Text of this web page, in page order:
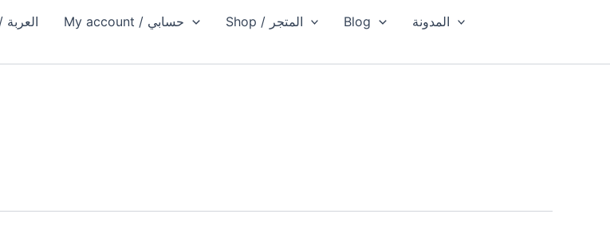
Cart / العربة My account / حسابي Shop / المتجر Blog
المدونة